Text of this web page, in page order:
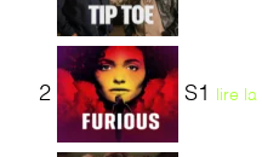
2 S1 lire